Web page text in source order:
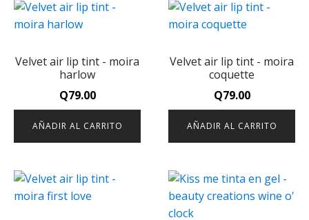
Velvet air lip tint - moira
harlow
Q79.00
AÑADIR AL CARRITO
Velvet air lip tint - moira
coquette
Q79.00
AÑADIR AL CARRITO